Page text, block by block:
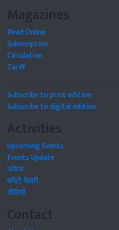
Magazines
Read Online
Subscription
Circulation
Tariff
Subscribe to print edition
Subscribe to digital edition
Activities
Upcoming Events
Events Update
फोरम
फोटो गैलरी
वीडियो
Contact